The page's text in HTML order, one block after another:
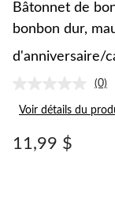
Bâtonnet de
bonbon dur,
d'anniversaire/
cote
(0)
Voir détails du
11,99 $